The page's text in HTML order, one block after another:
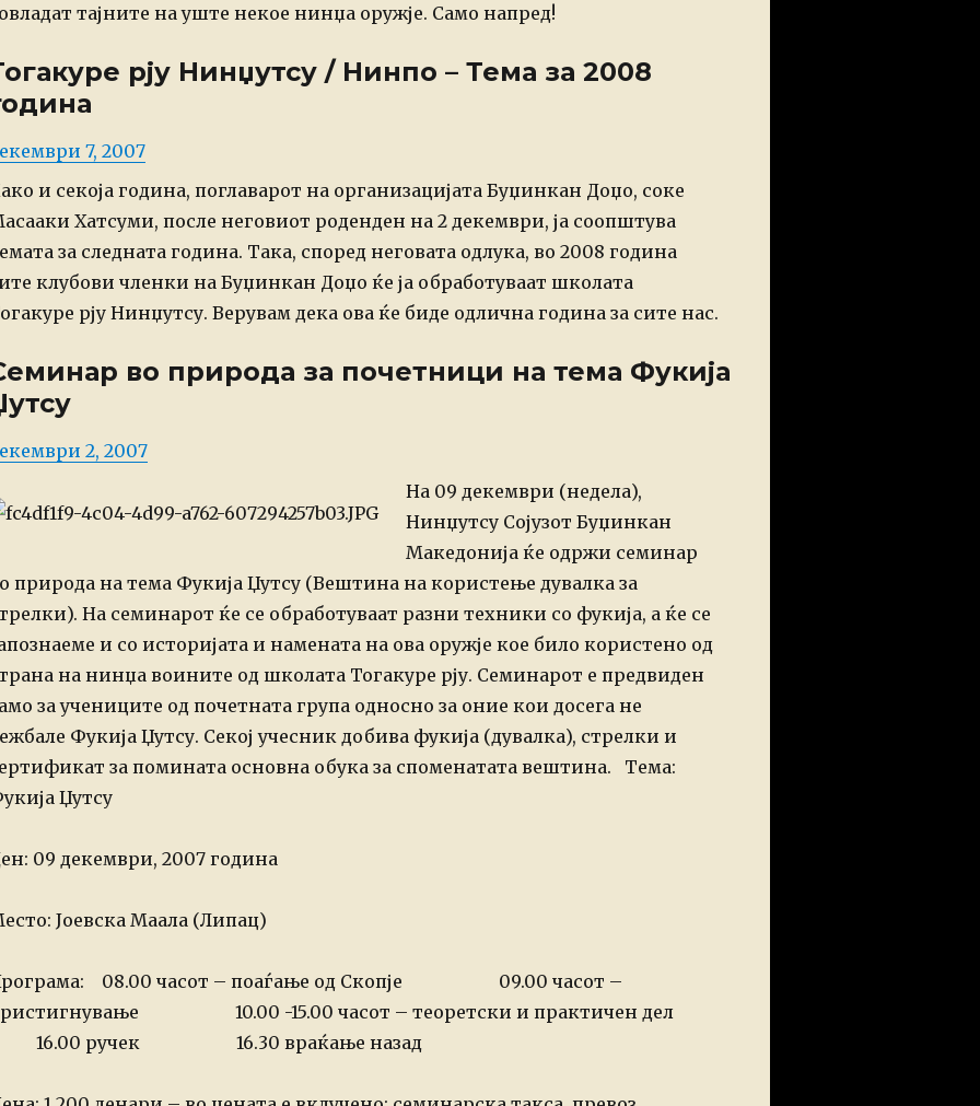
тајните на уште некое нинџа оружје. Само напред!
рју Нинџутсу / Нинпо – Тема за 2008
7, 2007
и секоја година, поглаварот на организацијата Буџинкан Доџо, соке
Хатсуми, после неговиот роденден на 2 декември, ја соопштува
за следната година. Така, според неговата одлука, во 2008 година
клубови членки на Буџинкан Доџо ќе ја обработуваат школата
рју Нинџутсу. Верувам дека ова ќе биде одлична година за сите нас.
во природа за почетници на тема Фукија
2, 2007
На 09 декември (недела),
Нинџутсу Сојузот Буџинкан
Македонија ќе одржи семинар
природа на тема Фукија Џутсу (Вештина на користење дувалка за
На семинарот ќе се обработуваат разни техники со фукија, а ќе се
и со историјата и намената на ова оружје кое било користено од
на нинџа воините од школата Тогакуре рју. Семинарот е предвиден
за учениците од почетната група односно за оние кои досега не
Фукија Џутсу. Секој учесник добива фукија (дувалка), стрелки и
за помината основна обука за споменатата вештина.
Тема:
Џутсу
09 декември, 2007 година
Јоевска Маала (Липац)
08.00 часот – поаѓање од Скопје 09.00 часот –
10.00 -15.00 часот – теоретски и практичен дел
16.00 ручек 16.30 враќање назад